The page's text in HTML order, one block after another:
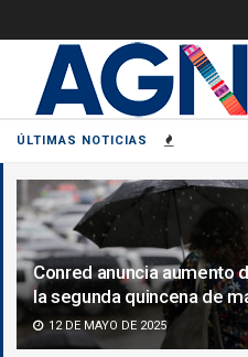
ÚLTIMAS NOTICIAS
Conred anuncia aumento
la segunda quincena de
12 DE MAYO DE 2025